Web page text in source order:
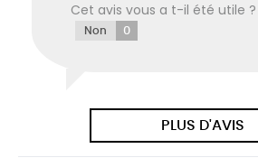
Cet avis vous a t-il été utile ?
Non 0
PLUS D'AVIS